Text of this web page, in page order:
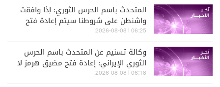
المتحدث باسم الحرس الثوري: إذا وافقت
واشنطن على شروطنا سيتم إعادة فتح
المضيق دون شك
06:25 | 2026-08-08
وكالة تسنيم عن المتحدث باسم الحرس
الثوري الإيراني: إعادة فتح مضيق هرمز لا
علاقة لها بالمفاوضات مع سلطنة عمان
06:18 | 2026-08-08